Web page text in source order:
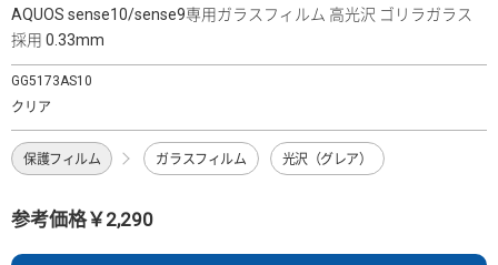
AQUOS sense10/sense9専用ガラスフィルム 高光沢 ゴリラガラス
採用 0.33mm
GG5173AS10
クリア
保護フィルム ガラスフィルム 光沢（グレア）
参考価格￥2,290